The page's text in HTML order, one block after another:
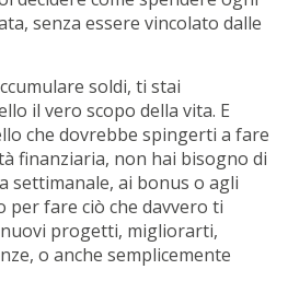
senza essere vincolato dalle
soldi, ti stai
il vero scopo della vita. E
che dovrebbe spingerti a fare
finanziaria, non hai bisogno di
settimanale, ai bonus o agli
fare ciò che davvero ti
progetti, migliorarti,
o anche semplicemente